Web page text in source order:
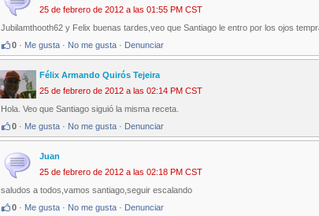
25 de febrero de 2012 a las 01:55 PM CST
Jubilamthooth62 y Felix buenas tardes,veo que Santiago le entro por los ojos
0 · Me gusta · No me gusta · Denunciar
Félix Armando Quirós Tejeira
25 de febrero de 2012 a las 02:14 PM CST
Hola. Veo que Santiago siguió la misma receta.
0 · Me gusta · No me gusta · Denunciar
Juan
25 de febrero de 2012 a las 02:18 PM CST
saludos a todos,vamos santiago,seguir escalando
0 · Me gusta · No me gusta · Denunciar